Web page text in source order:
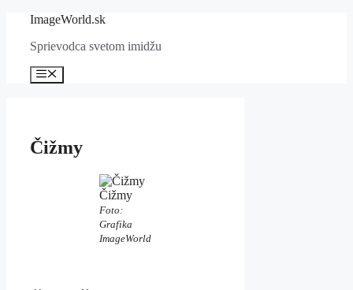
Preskočiť
obsah
ImageWorld.sk
Sprievodca svetom imidžu
Menu
Čižmy
Čižmy
Foto:
Grafika
ImageWorld